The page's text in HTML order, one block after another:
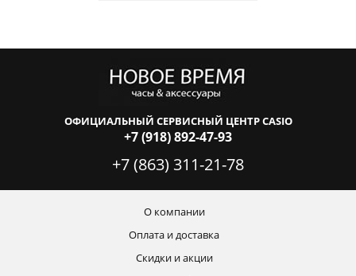
ОФИЦИАЛЬНЫЙ СЕРВИСНЫЙ ЦЕНТР CASIO
+7 (918) 892-47-93
+7 (863) 311-21-78
О компании
Оплата и доставка
Скидки и акции